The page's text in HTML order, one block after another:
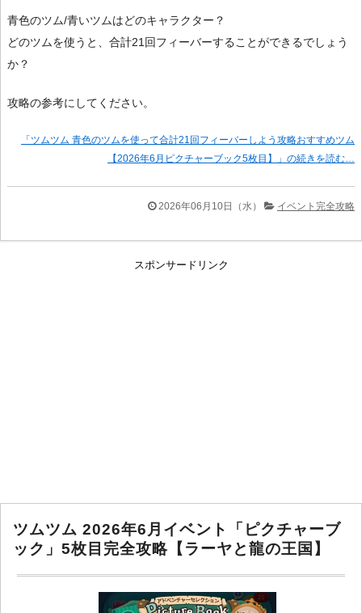
青色のツム/青いツムはどのキャラクター？
どのツムを使うと、合計21回フィーバーすることができるでしょう
か？
攻略の参考にしてください。
「ツムツム 青色のツムを使って合計21回フィーバーしよう攻略おすすめツム
【2026年6月ピクチャーブック5枚目】」の続きを読む…
2026年06月10日（水） イベント完全攻略
スポンサードリンク
ツムツム 2026年6月イベント「ピクチャーブ
ック」5枚目完全攻略【ラーヤと龍の王国】